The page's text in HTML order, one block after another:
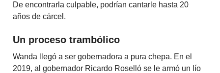
De encontrarla culpable, podrían cantarle hasta 20
años de cárcel.
Un proceso trambólico
Wanda llegó a ser gobernadora a pura chepa. En el
2019, al gobernador Ricardo Roselló se le armó un lío